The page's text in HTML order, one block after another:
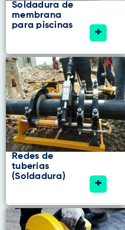
Soldadura de
membrana
para piscinas
+
Redes de
tuberías
(Soldadura)
+